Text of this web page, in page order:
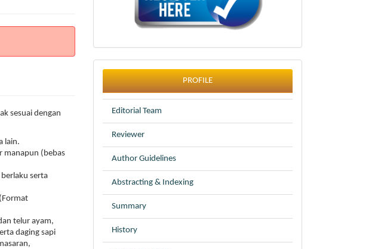
sesuai dengan
lain.
manapun (bebas
serta
telur ayam,
daging sapi
profile
PROFILE
Editorial Team
Reviewer
Author Guidelines
Abstracting & Indexing
Summary
History